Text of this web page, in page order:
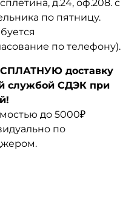
д.24, оф.208. с
по пятницу.
по телефону).
доставку
службой СДЭК при
до 5000₽
по